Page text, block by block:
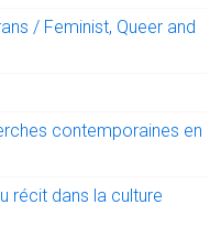
/ Feminist, Queer and
contemporaines en
récit dans la culture